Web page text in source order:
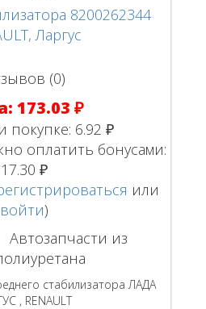
(0)
173.03 ₽
покупке: 6.92 ₽
оплатить бонусами:
17.30 ₽
или
войти)
Автозапчасти из
стабилизатора ЛАДА
, RENAULT